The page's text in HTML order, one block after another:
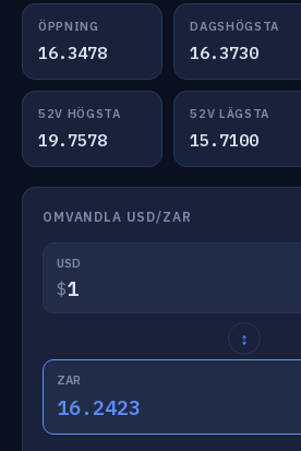
ÖPPNING
16.3478
DAGSHÖGSTA
16.3730
52V HÖGSTA
19.7578
52V LÄGSTA
15.7100
OMVANDLA USD/ZAR
USD
$
↕
ZAR
16.2423